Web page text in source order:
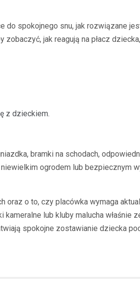
do spokojnego snu, jak rozwiązane
jak reagują na płacz
z dzieckiem.
bramki na schodach,
ogrodem lub bezpiecznym
oraz o to, czy placówka wymaga
lub kluby malucha właśnie
spokojne zostawianie dziecka